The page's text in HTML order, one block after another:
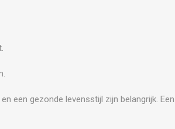
een gezonde levensstijl zijn belangrijk.